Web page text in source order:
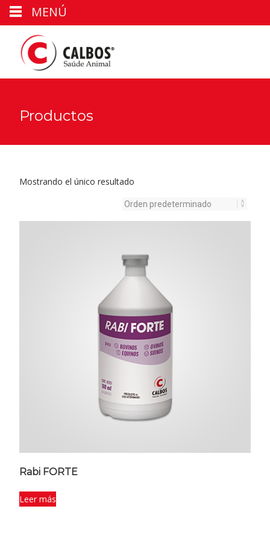
Productos
Mostrando el único resultado
Rabi FORTE
Leer más
MENÚ